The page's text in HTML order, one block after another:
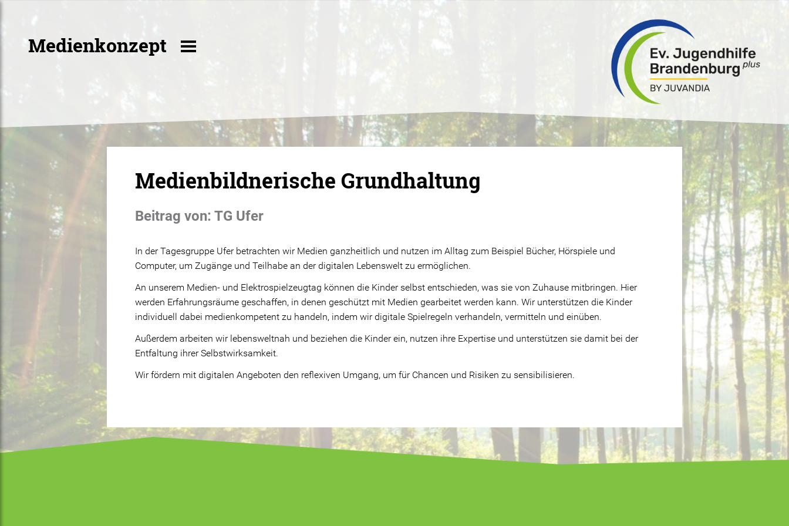
Medienkonzept
Medienbildnerische Grundhaltung
Beitrag von: TG Ufer
In der Tagesgruppe Ufer betrachten wir Medien ganzheitlich und nutzen im Alltag zum Beispiel Bücher, Hörspiele und
Computer, um Zugänge und Teilhabe an der digitalen Lebenswelt zu ermöglichen.
An unserem Medien- und Elektrospielzeugtag können die Kinder selbst entschieden, was sie von Zuhause mitbringen. Hier
werden Erfahrungsräume geschaffen, in denen geschützt mit Medien gearbeitet werden kann. Wir unterstützen die Kinder
individuell dabei medienkompetent zu handeln, indem wir digitale Spielregeln verhandeln, vermitteln und einüben.
Außerdem arbeiten wir lebensweltnah und beziehen die Kinder ein, nutzen ihre Expertise und unterstützen sie damit bei der
Entfaltung ihrer Selbstwirksamkeit.
Wir fördern mit digitalen Angeboten den reflexiven Umgang, um für Chancen und Risiken zu sensibilisieren.